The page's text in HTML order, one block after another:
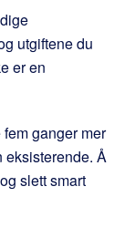
utgiftene du
er en
ganger mer
eksisterende. Å
slett smart